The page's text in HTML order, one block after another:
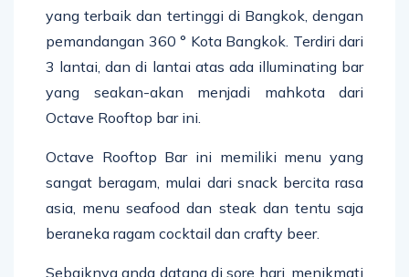
yang terbaik dan tertinggi di Bangkok, dengan
pemandangan 360 ° Kota Bangkok. Terdiri dari
3 lantai, dan di lantai atas ada illuminating bar
yang seakan-akan menjadi mahkota dari
Octave Rooftop bar ini.
Octave Rooftop Bar ini memiliki menu yang
sangat beragam, mulai dari snack bercita rasa
asia, menu seafood dan steak dan tentu saja
beraneka ragam cocktail dan crafty beer.
Sebaiknya anda datang di sore hari, menikmati